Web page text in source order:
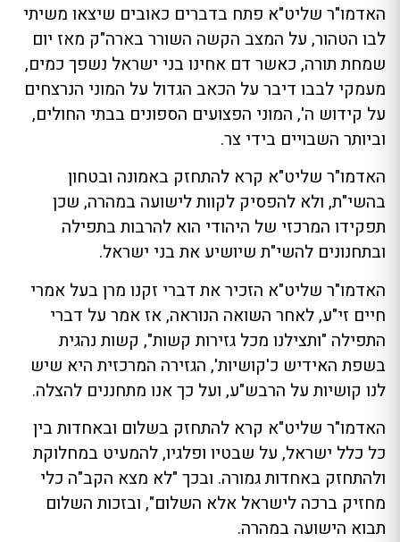
האדמו"ר שליט"א פתח בדברים כאובים שיצאו משיתי
לבו הטהור, על המצב הקשה השורר בארה"ק מאז יום
שמחת תורה, כאשר דם אחינו בני ישראל נשפך כמים,
מעמקי לבבו דיבר על הכאב הגדול על המוני הנרצחים
על קידוש ה', המוני הפצועים הספונים בבתי החולים,
וביותר השבויים בידי צר.
האדמו"ר שליט"א קרא להתחזק באמונה ובטחון
בהשי"ת, ולא להפסיק לקוות לישועה במהרה, שכן
תפקידו המרכזי של היהודי הוא להרבות בתפילה
ובתחנונים להשי"ת שיושיע את בני ישראל.
האדמו"ר שליט"א הזכיר את דברי זקנו מרן בעל אמרי
חיים זי"ע, לאחר השואה הנוראה, אז אמר על דברי
התפילה "ותצילנו מכל גזירות קשות", קשות נהגית
בשפת האידיש כ'קושיות', הגזירה המרכזית היא שיש
לנו קושיות על הרבש"ע, ועל כך אנו מתחננים להצלה.
האדמו"ר שליט"א קרא להתחזק בשלום ובאחדות בין
כל כלל ישראל, על שבטיו ופלגיו, להמעיט במחלוקת
ולהתחזק באחדות גמורה. ובכך "לא מצא הקב"ה כלי
מחזיק ברכה לישראל אלא השלום", ובזכות השלום
תבוא הישועה במהרה.